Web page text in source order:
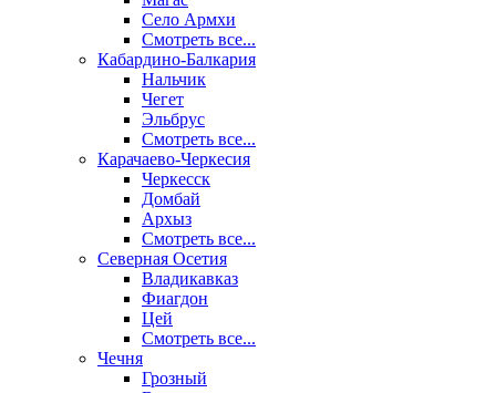
Село Армхи
Смотреть все...
Кабардино-Балкария
Нальчик
Чегет
Эльбрус
Смотреть все...
Карачаево-Черкесия
Черкесск
Домбай
Архыз
Смотреть все...
Северная Осетия
Владикавказ
Фиагдон
Цей
Смотреть все...
Чечня
Грозный